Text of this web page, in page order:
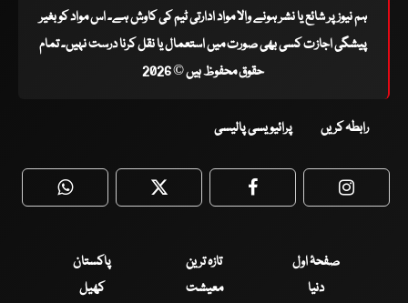
ہم نیوز پر شائع یا نشر ہونے والا مواد ادارتی ٹیم کی کاوش ہے۔ اس مواد کو بغیر
پیشگی اجازت کسی بھی صورت میں استعمال یا نقل کرنا درست نہیں۔ تمام
حقوق محفوظ ہیں © 2026
رابطہ کریں پرائیویسی پالیسی
WhatsApp Twitter Facebook
صفحۂ اول تازہ ترین
پاکستان
دنیا
معیشت
کھیل